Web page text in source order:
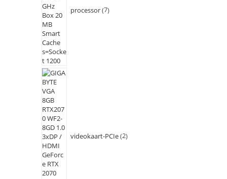
processor 7
videokaart-PCIe 2